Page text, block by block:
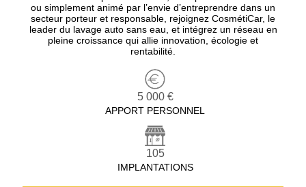
ou simplement animé par l’envie d’entreprendre dans un
secteur porteur et responsable, rejoignez CosmétiCar, le
leader du lavage auto sans eau, et intégrez un réseau en
pleine croissance qui allie innovation, écologie et
rentabilité.
5 000 €
APPORT PERSONNEL
105
IMPLANTATIONS